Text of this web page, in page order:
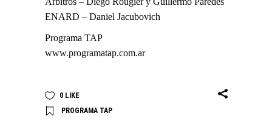
ENARD – Daniel Jacubovich
Programa TAP
www.programatap.com.ar
0 LIKE
PROGRAMA TAP